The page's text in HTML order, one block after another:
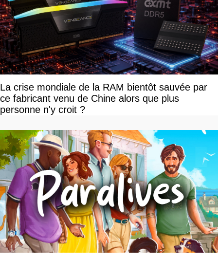
La crise mondiale de la RAM bientôt sauvée par
ce fabricant venu de Chine alors que plus
personne n'y croit ?